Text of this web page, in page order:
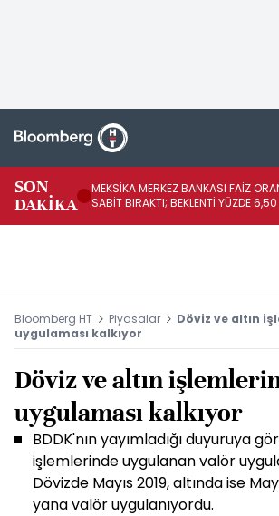
SON
DAKİKA
MEKSİKA MERKEZ BANKASI FAİZ
SABİT BIRAKTI; BEKLENTİ YÜZDE 6,50
Bloomberg HT Piyasalar
Döviz ve altın
uygulaması kalkıyor
Döviz ve altın
uygulaması kalkıyor
BDDK'nın yayımladığı duyuruya
işlemlerinde uygulanan valör
Dövizde Mayıs 2019, altında ise
yana valör uygulanıyordu.